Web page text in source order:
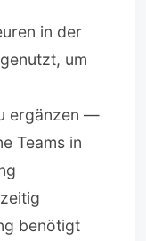
in der
um
ergänzen —
Teams in
benötigt